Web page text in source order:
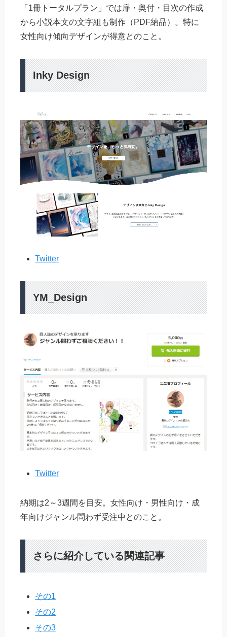
「1冊トータルプラン」では扉・奥付・目次の作成
から小説本文の文字組も制作（PDF納品）。特に
女性向け傾向デザインが得意とのこと。
Inky Design
Twitter
YM_Design
Twitter
納期は2～3週間を目安。女性向け・男性向け・成
年向けジャンル問わず受注中とのこと。
さらに紹介している関連記事
その1
その2
その3